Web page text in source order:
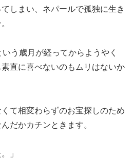
しまい、ネパールで孤独に生き
う歳月が経ってからようやく
直に喜べないのもムリはないか
て相変わらずのお宝探しのため
だかカチンときます。
」